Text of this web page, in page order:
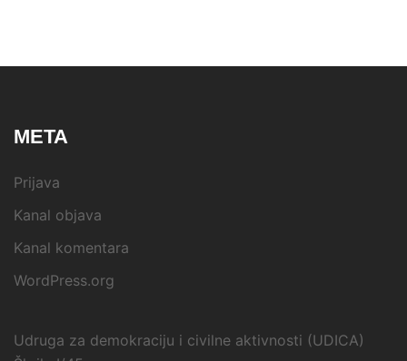
META
Prijava
Kanal objava
Kanal komentara
WordPress.org
Udruga za demokraciju i civilne aktivnosti (UDICA)